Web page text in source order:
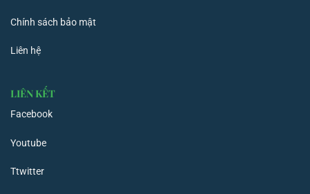
Chính sách bảo mật
Liên hệ
LIÊN KẾT
Facebook
Youtube
Ttwitter